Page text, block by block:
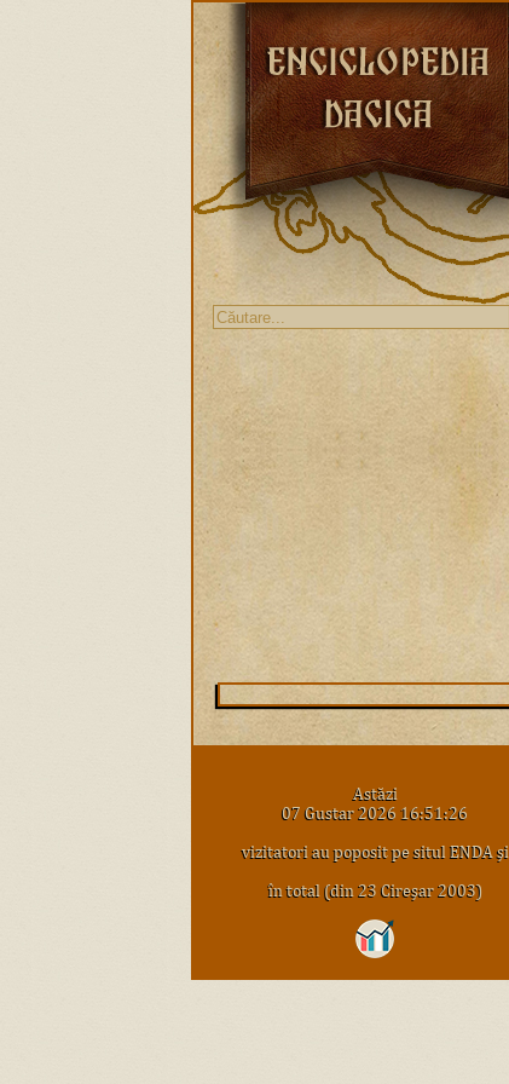
Astăzi
07 Gustar 2026 16:51:26
vizitatori au poposit pe situl ENDA şi
în total (din 23 Cireşar 2003)